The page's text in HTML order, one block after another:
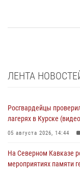
ЛЕНТА
Росгвардейцы
лагерях в Курске
05 августа 2026, 14:44
На Северном Кавказе
мероприятиях памяти